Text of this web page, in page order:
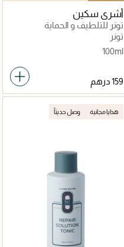
أشري سكين
تونر للتلطيف و الحماية
تونر
100ml
هدايا مجانية وصل حديثاً